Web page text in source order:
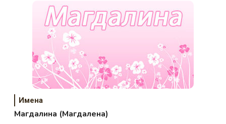
Имена
Магдалина (Магдалена)